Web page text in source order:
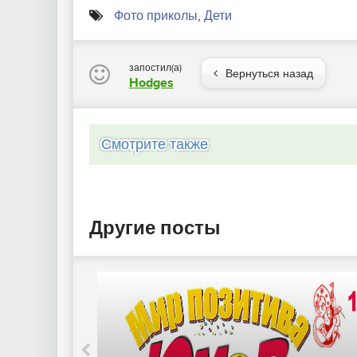
Фото приколы, Дети
запостил(а)
Hodges
Вернуться назад
Смотрите также
Другие посты